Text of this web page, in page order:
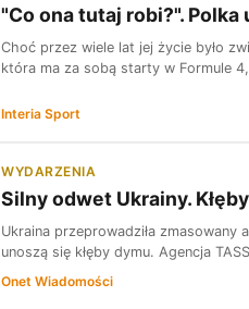
"Co ona tutaj robi?". Polka
Choć przez wiele lat jej życie było
która ma za sobą starty w Formule
Interia Sport
WYDARZENIA
Silny odwet Ukrainy.
Ukraina przeprowadziła zmasowany
unoszą się kłęby dymu. Agencja
Onet Wiadomości